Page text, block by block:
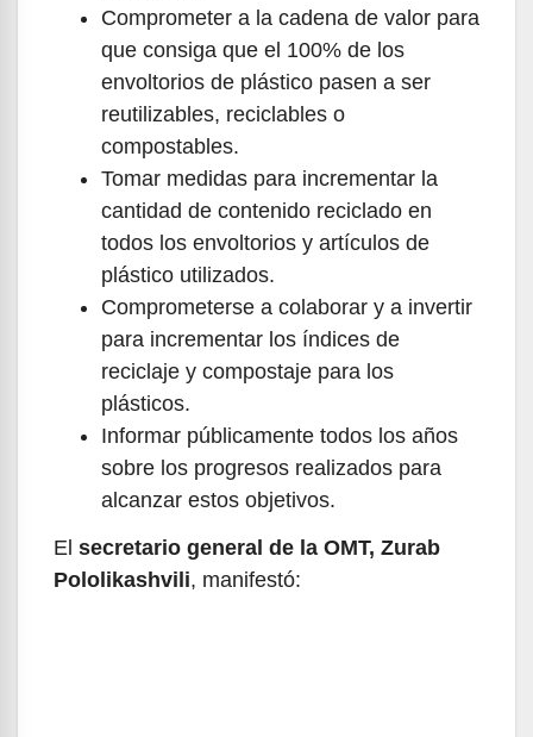
Comprometer a la cadena de valor para
que consiga que el 100% de los
envoltorios de plástico pasen a ser
reutilizables, reciclables o
compostables.
Tomar medidas para incrementar la
cantidad de contenido reciclado en
todos los envoltorios y artículos de
plástico utilizados.
Comprometerse a colaborar y a invertir
para incrementar los índices de
reciclaje y compostaje para los
plásticos.
Informar públicamente todos los años
sobre los progresos realizados para
alcanzar estos objetivos.
El secretario general de la OMT, Zurab
Pololikashvili, manifestó: